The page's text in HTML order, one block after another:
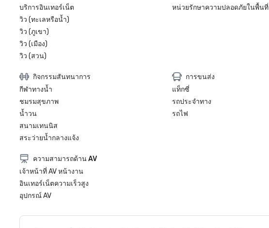
บริการอินเทอร์เน็ต
วิว (ทะเลหรือน้ำ)
วิว (ภูเขา)
วิว (เมือง)
วิว (สวน)
หน่วยรักษาความปลอดภัยในพื้นที่
กิจกรรมสันทนาการ
กีฬาทางน้ำ
ชมรมสุขภาพ
น้ำวน
สนามเทนนิส
สระว่ายน้ำกลางแจ้ง
การขนส่ง
แท็กซี่
รถประจำทาง
รถไฟ
ความสามารถด้าน AV
เจ้าหน้าที่ AV หน้างาน
อินเทอร์เน็ตความเร็วสูง
อุปกรณ์ AV